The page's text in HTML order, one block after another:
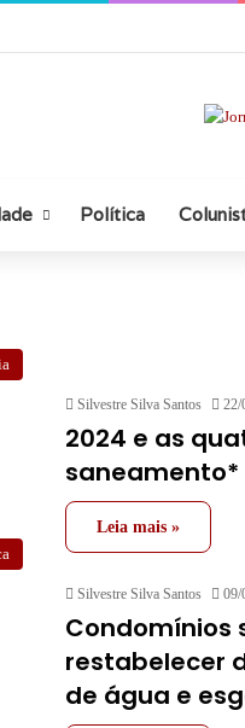
Política
Silvestre Silva Santos 22/
2024 e as
saneamento*
Leia mais »
Silvestre Silva Santos 09/
Condomínios
restabelecer
de água e